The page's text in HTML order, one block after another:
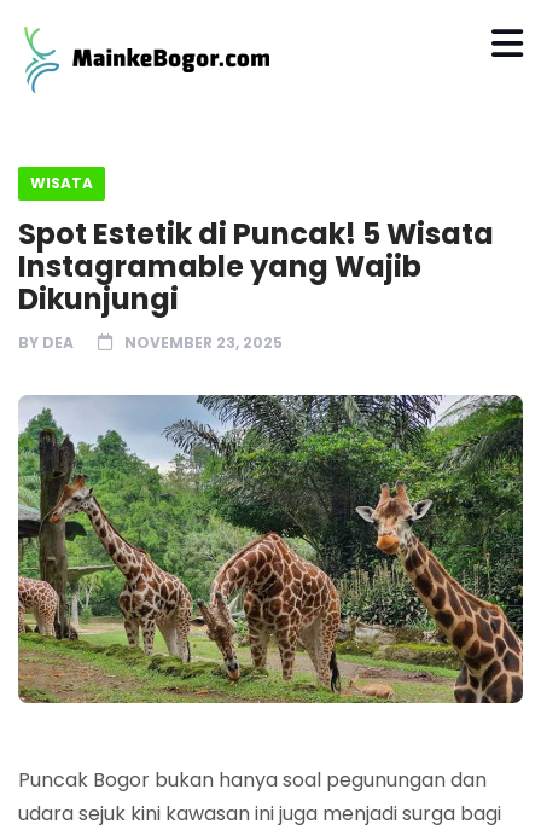
WISATA
Spot Estetik di Puncak! 5 Wisata
Instagramable yang Wajib
Dikunjungi
BY DEA NOVEMBER 23, 2025
Puncak Bogor bukan hanya soal pegunungan dan
udara sejuk kini kawasan ini juga menjadi surga bagi